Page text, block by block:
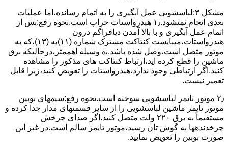
مشکل ۳:لباسشویی ﻋﻤﻞ آﺑﮕﯿﺮی را ﺑﻪ اﺗﻤﺎم رﺳﺎﻧﺪه،اﻣﺎ ﻋﻤﻠﯿﺎت
ﺑﻌﺪی اﻧﺠﺎم نمیشود.۱٫ ﻫﯿﺪرواﺳﺘﺎت ﺧﺮاب اﺳﺖ.نحوه رﻓﻊ:ﭘﺲ از
اﺗﻤﺎم عمل آﺑﮕﯿﺮی و ﺑﺎ ﺑﺎﻻ آﻣﺪن دﯾﺎﻓﺮاﮔﻢ درون
ﻫﯿﺪرواﺳﺘﺎت،میبایست ﮐﻨﺘﺎﮐﺖ ﻣﺸﺘﺮک شماره (۱۱)به (۱۳)،ﮐﻪ ﺑﻪ
ﻣﻮﺗﻮر ﻣﺘﺼﻞ اﺳﺖ،وﺻﻞ ﺷﺪه ﺑﺎﺷﺪ.ﺑه وسیله اهممتر،درحالیکه ﺑﺮق
ﻣﺎﺷﯿﻦ را ﻗﻄﻊ کرده اید،ارﺗﺒﺎط ﮐﻨﺘﺎﮐﺖ ﻫﺎی ﻣﺬﮐﻮر را ﻣﺸﺎﻫﺪه
کنید.اﮔﺮ ارﺗﺒﺎطی وجود ندارد،ﻫﯿﺪرواﺳﺘﺎت را ﺗﻌﻮﯾﺾ ﮐﻨﯿﺪ،زﯾﺮا قابل
ﺗﻌﻤﯿﺮ نیست.
۲٫ ﻣﻮﺗﻮر ﺗﺎﯾﻤﺮ لباسشویی ﺳﻮﺧﺘﻪ اﺳﺖ.نحوه رﻓﻊ:سیمهای ﺑﻮﺑﯿﻦ
ﻣﻮﺗﻮر ﺗﺎﯾﻤﺮ ماشین لباسشویی را از ﺳﺎﯾﺮ قسمتهای ﻣﺪار ﺟﺪا کرده و
مستقیماً ﺑﻪ برق ۲۲۰ وﻟﺖ ﻣﺘﺼﻞ کنید.اﮔﺮ ﺻﺪای ﭼﺮﺧﺶ
چرخدندهها به گوش تان رﺳﯿﺪ،ﻣﻮﺗﻮر ﺗﺎﯾﻤﺮ ﺳﺎﻟﻢ اﺳﺖ.در ﻏﯿﺮ اﯾﻦ
ﺻﻮرت ﺑﻮﺑﯿﻦ را ﺗﻌﻮﯾﺾ ﻧﻤﺎﯾﯿﺪ.